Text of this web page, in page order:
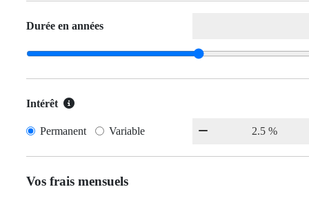
Durée en années
Intérêt
Permanent Variable
Vos frais mensuels